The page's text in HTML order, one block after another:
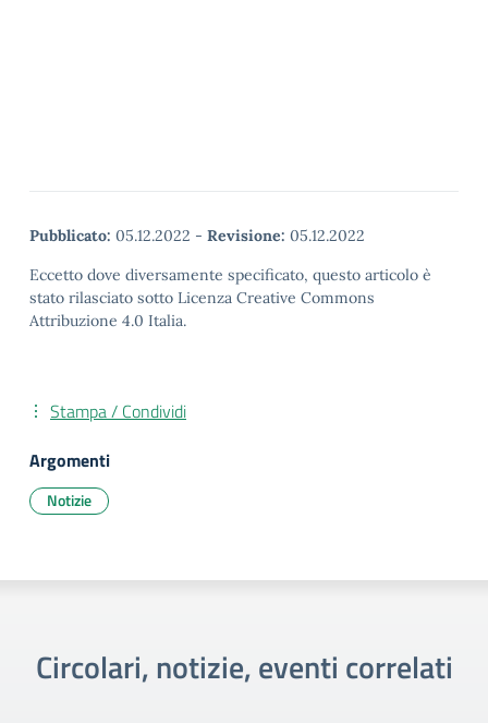
Pubblicato: 05.12.2022 - Revisione: 05.12.2022
Eccetto dove diversamente specificato, questo articolo è
stato rilasciato sotto Licenza Creative Commons
Attribuzione 4.0 Italia.
Stampa / Condividi
Argomenti
Notizie
Circolari, notizie, eventi correlati